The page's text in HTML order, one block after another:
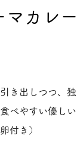
マカレ
き出しつつ、
べやすい優し
付き）